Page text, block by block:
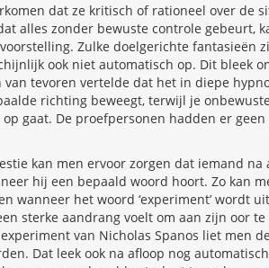
dat ze kritisch of rationeel over de
alles zonder bewuste controle gebeurt,
Zulke doelgerichte fantasieën
ook niet automatisch op. Dit bleek
tevoren vertelde dat het in diepe
richting beweegt, terwijl je
gaat. De proefpersonen hadden er
kan men ervoor zorgen dat iemand na
hij een bepaald woord hoort. Zo kan
wanneer het woord ‘experiment’ wordt
sterke aandrang voelt om aan zijn oor
van Nicholas Spanos liet men
Dat leek ook na afloop nog